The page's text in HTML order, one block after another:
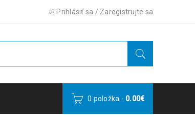
Prihlásiť sa / Zaregistrujte sa
0 položka - 0.00€